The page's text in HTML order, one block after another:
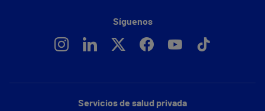
Servicios de salud privada
Síguenos